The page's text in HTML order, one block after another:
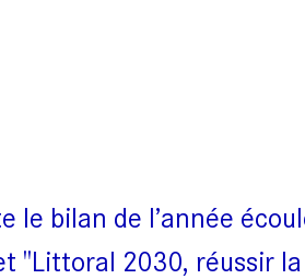
bilan de l’année
"Littoral 2030, réussir